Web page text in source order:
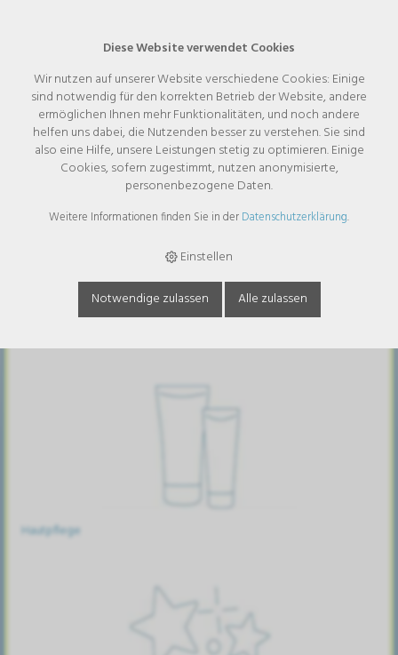
Kategorien
Sortiment
Hautpflege
Diese Website verwendet Cookies
Wir nutzen auf unserer Website verschiedene Cookies: Einige
sind notwendig für den korrekten Betrieb der Website, andere
ermöglichen Ihnen mehr Funktionalitäten, und noch andere
helfen uns dabei, die Nutzenden besser zu verstehen. Sie sind
also eine Hilfe, unsere Leistungen stetig zu optimieren. Einige
Cookies, sofern zugestimmt, nutzen anonymisierte,
personenbezogene Daten.
Weitere Informationen finden Sie in der Datenschutzerklärung.
Einstellen
Notwendige zulassen Alle zulassen